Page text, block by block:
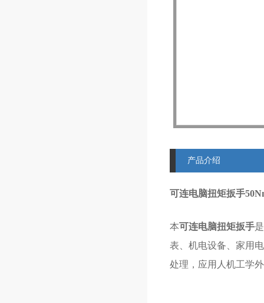
产品介绍
可连电脑扭矩扳手
本可连电脑扭矩扳手
表、机电设备、家用
处理，应用人机工学